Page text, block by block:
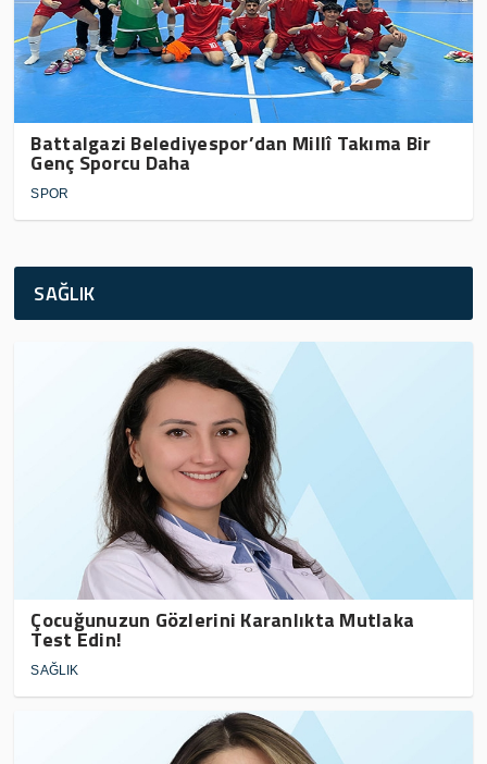
Battalgazi Belediyespor’dan Millî Takıma Bir
Genç Sporcu Daha
SPOR
SAĞLIK
Çocuğunuzun Gözlerini Karanlıkta Mutlaka
Test Edin!
SAĞLIK